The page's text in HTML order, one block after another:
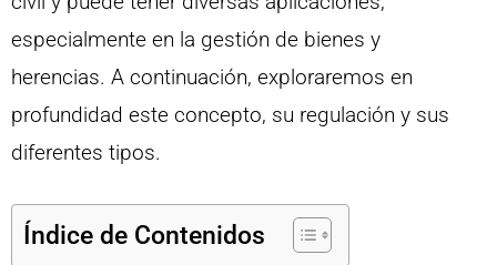
especialmente en la gestión de bienes y
herencias. A continuación, exploraremos en
profundidad este concepto, su regulación y sus
diferentes tipos.
Índice de Contenidos